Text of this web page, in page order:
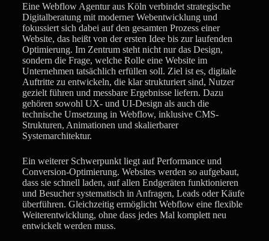
Eine Webflow Agentur aus Köln verbindet strategische
Digitalberatung mit moderner Webentwicklung und
fokussiert sich dabei auf den gesamten Prozess einer
Website, das heißt von der ersten Idee bis zur laufenden
Optimierung. Im Zentrum steht nicht nur das Design,
sondern die Frage, welche Rolle eine Website im
Unternehmen tatsächlich erfüllen soll. Ziel ist es, digitale
Auftritte zu entwickeln, die klar strukturiert sind, Nutzer
gezielt führen und messbare Ergebnisse liefern. Dazu
gehören sowohl UX- und UI-Design als auch die
technische Umsetzung in Webflow, inklusive CMS-
Strukturen, Animationen und skalierbarer
Systemarchitektur.
Ein weiterer Schwerpunkt liegt auf Performance und
Conversion-Optimierung. Websites werden so aufgebaut,
dass sie schnell laden, auf allen Endgeräten funktionieren
und Besucher systematisch in Anfragen, Leads oder Käufe
überführen. Gleichzeitig ermöglicht Webflow eine flexible
Weiterentwicklung, ohne dass jedes Mal komplett neu
entwickelt werden muss.